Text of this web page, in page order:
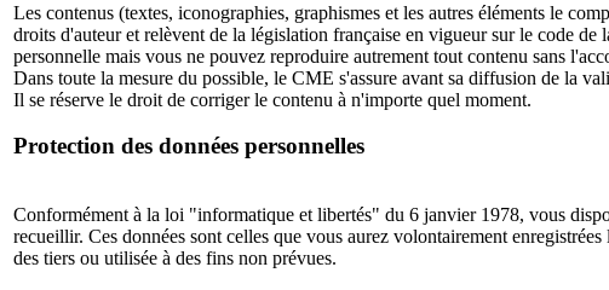
Les contenus (textes, iconographies, graphismes et les autres éléments le
droits d'auteur et relèvent de la législation française en vigueur sur le code
personnelle mais vous ne pouvez reproduire autrement tout contenu sans
Dans toute la mesure du possible, le CME s'assure avant sa diffusion de la
Il se réserve le droit de corriger le contenu à n'importe quel moment.
Protection des données personnelles
Conformément à la loi "informatique et libertés" du 6 janvier 1978, vous
recueillir. Ces données sont celles que vous aurez volontairement
des tiers ou utilisée à des fins non prévues.